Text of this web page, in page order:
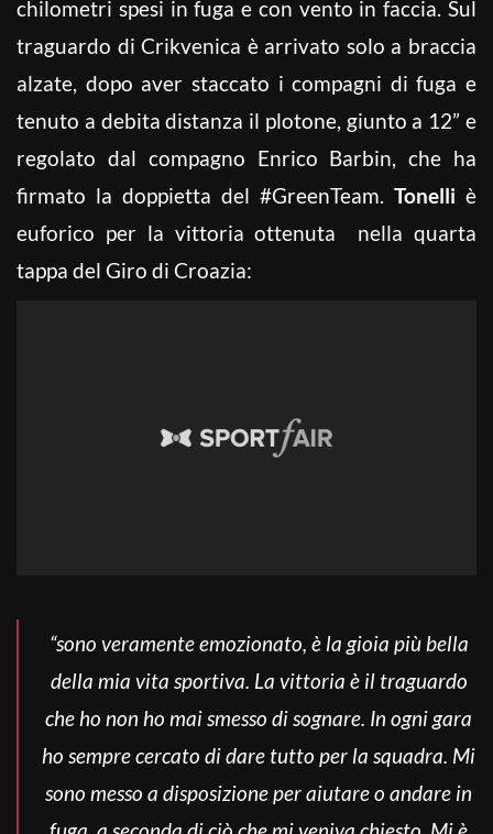
chilometri spesi in fuga e con vento in faccia. Sul
traguardo di Crikvenica è arrivato solo a braccia
alzate, dopo aver staccato i compagni di fuga e
tenuto a debita distanza il plotone, giunto a 12” e
regolato dal compagno Enrico Barbin, che ha
firmato la doppietta del #GreenTeam. Tonelli è
euforico per la vittoria ottenuta nella quarta
tappa del Giro di Croazia:
“sono veramente emozionato, è la gioia più bella
della mia vita sportiva. La vittoria è il traguardo
che ho non ho mai smesso di sognare. In ogni gara
ho sempre cercato di dare tutto per la squadra. Mi
sono messo a disposizione per aiutare o andare in